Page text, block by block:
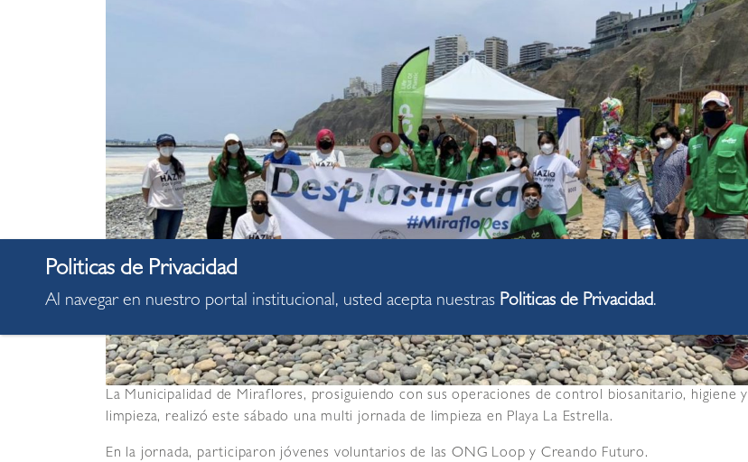
La Municipalidad de Miraflores, prosiguiendo con sus operaciones de control biosanitario, higiene y
limpieza, realizó este sábado una multi jornada de limpieza en Playa La Estrella.
En la jornada, participaron jóvenes voluntarios de las ONG Loop y Creando Futuro.
Al navegar en nuestro portal institucional, usted acepta nuestras Politicas de Privacidad.